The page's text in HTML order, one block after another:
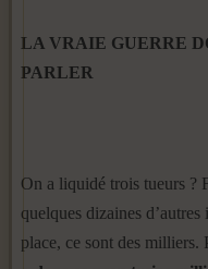
LA VRAIE GUERRE
PARLER
On a liquidé trois tueurs ?
quelques dizaines
place, ce sont des